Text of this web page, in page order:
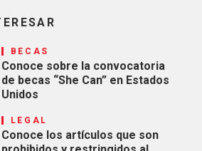
BECAS
Conoce sobre la convocatoria
de becas “She Can” en Estados
Unidos
LEGAL
Conoce los artículos que son